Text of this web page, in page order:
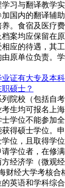
习与翻译教学
国内的翻译辅
。食宿及医疗
案均应保留在
相应的待遇，其
由原单位负责。
证有大专及本
硕士？
列院校（包括自
生均可报名上
学位不能参加
得硕士学位。
位，且取得学
学位者，在修
经济学（微观
财经大学考核合
英语和学科综